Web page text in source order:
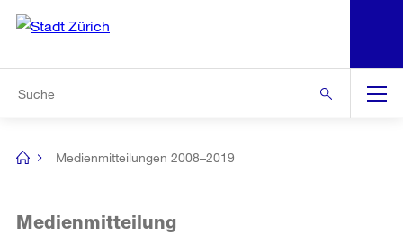
Navigation
[no
Medienmitteilungen 2008–2019
Medienmitteilung